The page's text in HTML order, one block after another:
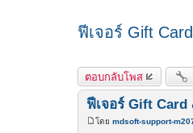
t
ฟีเจอร์ Gift
ตอบกลับโพส
ฟีเจอร์ Gift Card
โดย mdsoft-support-